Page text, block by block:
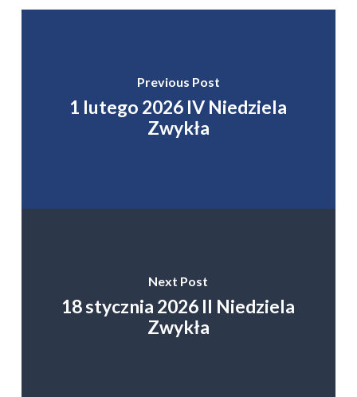
Previous Post
1 lutego 2026 IV Niedziela
Zwykła
Next Post
18 stycznia 2026 II Niedziela
Zwykła